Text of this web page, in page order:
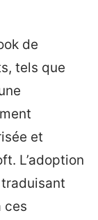
de
tels que
et
L’adoption
ces